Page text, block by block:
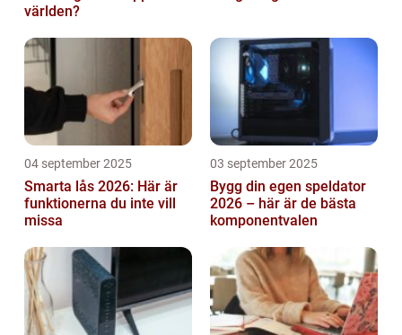
världen?
04 september 2025
Smarta lås 2026: Här är
funktionerna du inte vill
missa
03 september 2025
Bygg din egen speldator
2026 – här är de bästa
komponentvalen